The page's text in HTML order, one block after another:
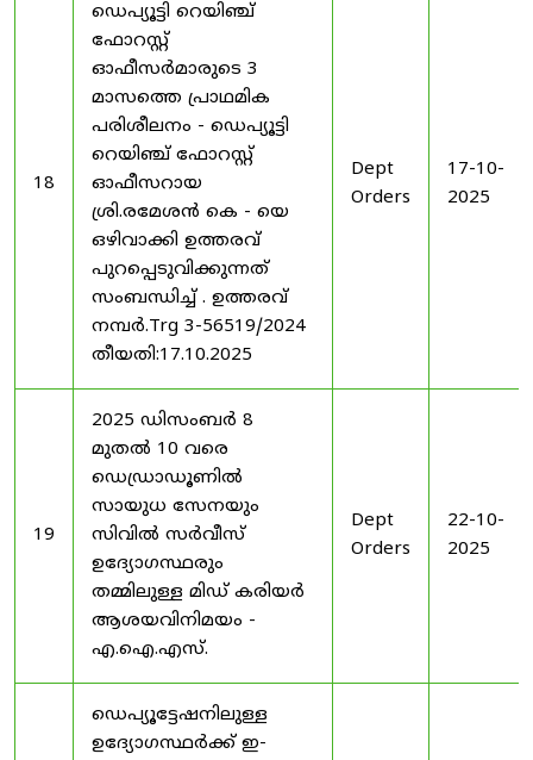
18
ഡെപ്യൂട്ടി റെയിഞ്ച്
ഫോറസ്റ്റ്
ഓഫീസർമാരുടെ 3
മാസത്തെ പ്രാഥമിക
പരിശീലനം - ഡെപ്യൂട്ടി
റെയിഞ്ച് ഫോറസ്റ്റ്
ഓഫീസറായ
ശ്രി.രമേശൻ കെ - യെ
ഒഴിവാക്കി ഉത്തരവ്
പുറപ്പെടുവിക്കുന്നത്
സംബന്ധിച്ച് . ഉത്തരവ്
നമ്പർ.Trg 3-56519/2024
തീയതി:17.10.2025
Dept
Orders
17-10-
2025
19
2025 ഡിസംബർ 8
മുതൽ 10 വരെ
ഡെഡ്രാഡൂണിൽ
സായുധ സേനയും
സിവിൽ സർവീസ്
ഉദ്യോഗസ്ഥരും
തമ്മിലുള്ള മിഡ് കരിയർ
ആശയവിനിമയം -
എ.ഐ.എസ്.
Dept
Orders
22-10-
2025
ഡെപ്യൂട്ടേഷനിലുള്ള
ഉദ്യോഗസ്ഥർക്ക് ഇ-